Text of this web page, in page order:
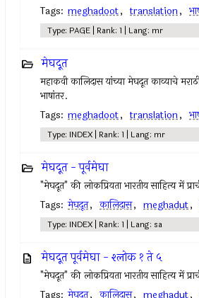
Tags: meghadoot, translation,
Type: PAGE | Rank: 1 | Lang: mr
मेघदूत
महाकवी कालिदास यांच्या मेघदूत काव्याचे
भाषांतर.
Tags: meghadoot, translation,
Type: INDEX | Rank: 1 | Lang: mr
मेघदूत - पूर्वमेघा
"मेघदूत" की लोकप्रियता भारतीय साहित्य में
Tags: मेघदूत, कालिदास, meghadut,
Type: INDEX | Rank: 1 | Lang: sa
मेघदूत पूर्वमेघा - श्लोक १ ते ५
"मेघदूत" की लोकप्रियता भारतीय साहित्य में
Tags: मेघदूत, कालिदास, meghadut,